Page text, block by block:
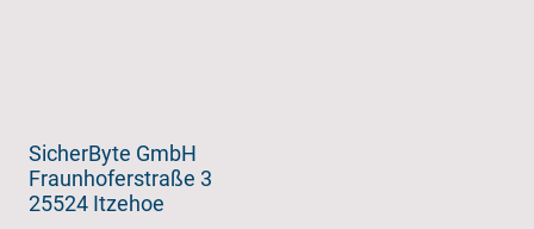
SicherByte GmbH
Fraunhoferstraße 3
25524 Itzehoe